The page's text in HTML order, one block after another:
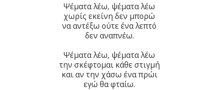
Ψέματα λέω, ψέματα λέω
χωρίς εκείνη δεν μπορώ
να αντέξω ούτε ένα λεπτό
δεν αναπνέω.
Ψέματα λέω, ψέματα λέω
την σκέφτομαι κάθε στιγμή
και αν την χάσω ένα πρώι
εγώ θα φταίω.